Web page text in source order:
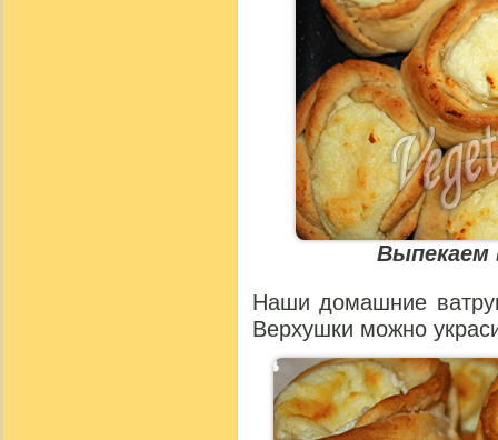
Выпекаем
Наши домашние
Верхушки можно